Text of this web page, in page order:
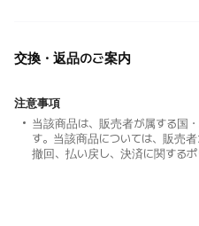
交換・返品のご案内
注意事項
当該商品は、販売者が属する国
す。当該商品については、販売
撤回、払い戻し、決済に関するポ